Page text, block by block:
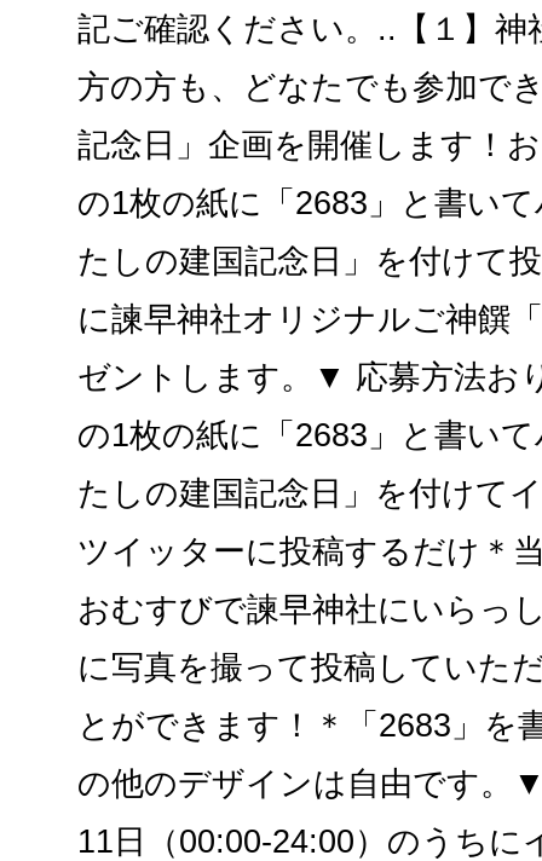
記ご確認ください。..【１】
方の方も、どなたでも参加で
記念日」企画を開催します！
の1枚の紙に「2683」と書い
たしの建国記念日」を付けて
に諫早神社オリジナルご神饌
ゼントします。▼ 応募方法お
の1枚の紙に「2683」と書い
たしの建国記念日」を付けて
ツイッターに投稿するだけ＊
おむすびで諫早神社にいらっ
に写真を撮って投稿していた
とができます！＊「2683」を
の他のデザインは自由です。
11日（00:00-24:00）のうちに